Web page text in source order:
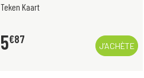
Teken Kaart
5€87
J’ACHÈTE